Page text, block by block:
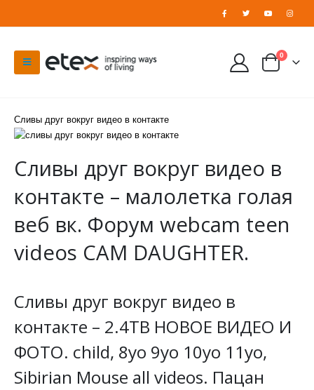
0
Сливы друг вокруг видео в контакте
Сливы друг вокруг видео в
контакте – малолетка голая
веб вк. Форум webcam teen
videos CAM DAUGHTER.
Сливы друг вокруг видео в
контакте – 2.4TB НОВОЕ ВИДЕО И
ФОТО. child, 8yo 9yo 10yo 11yo,
Sibirian Mouse all videos. Пацан